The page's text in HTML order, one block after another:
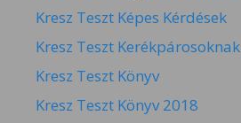
Kresz Teszt Képes Kérdések
Kresz Teszt Kerékpárosoknak
Kresz Teszt Könyv
Kresz Teszt Könyv 2018